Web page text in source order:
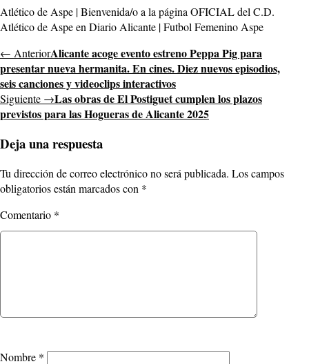
Atlético de Aspe | Bienvenida/o a la página OFICIAL del C.D.
Atlético de Aspe en Diario Alicante | Futbol Femenino Aspe
← AnteriorAlicante acoge evento estreno Peppa Pig para
presentar nueva hermanita. En cines. Diez nuevos episodios,
seis canciones y videoclips interactivos
Siguiente →Las obras de El Postiguet cumplen los plazos
previstos para las Hogueras de Alicante 2025
Deja una respuesta
Tu dirección de correo electrónico no será publicada. Los campos
obligatorios están marcados con *
Comentario *
Nombre *